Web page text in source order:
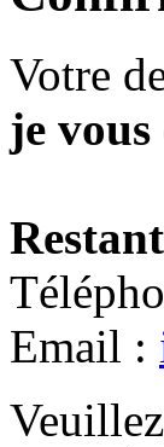
Votre
je
Email :